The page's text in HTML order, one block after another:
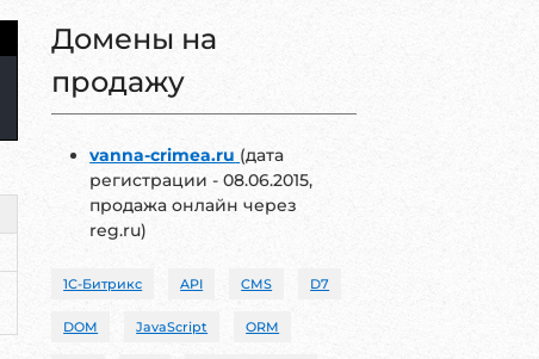
Домены на
продажу
vanna-crimea.ru (дата
регистрации - 08.06.2015,
продажа онлайн через
reg.ru)
1С-Битрикс API CMS D7
DOM JavaScript ORM